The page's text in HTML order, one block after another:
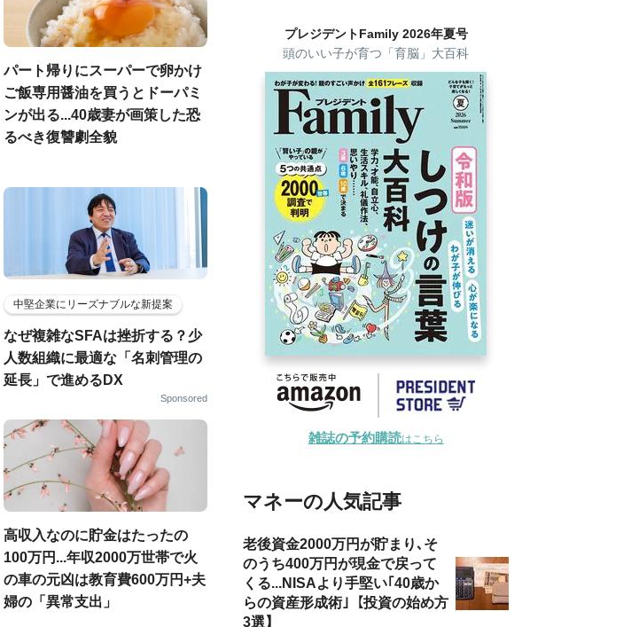
パート帰りにスーパーで卵かけ
ご飯専用醤油を買うとドーパミ
ンが出る...40歳妻が画策した恐
るべき復讐劇全貌
中堅企業にリーズナブルな新提案
なぜ複雑なSFAは挫折する？少
人数組織に最適な「名刺管理の
延長」で進めるDX
Sponsored
高収入なのに貯金はたったの
100万円...年収2000万世帯で火
の車の元凶は教育費600万円+夫
婦の「異常支出」
プレジデントFamily 2026年夏号
頭のいい子が育つ「育脳」大百科
雑誌の予約購読はこちら
マネーの人気記事
老後資金2000万円が貯まり､そ
のうち400万円が現金で戻って
くる...NISAより手堅い｢40歳か
らの資産形成術｣【投資の始め方
3選】